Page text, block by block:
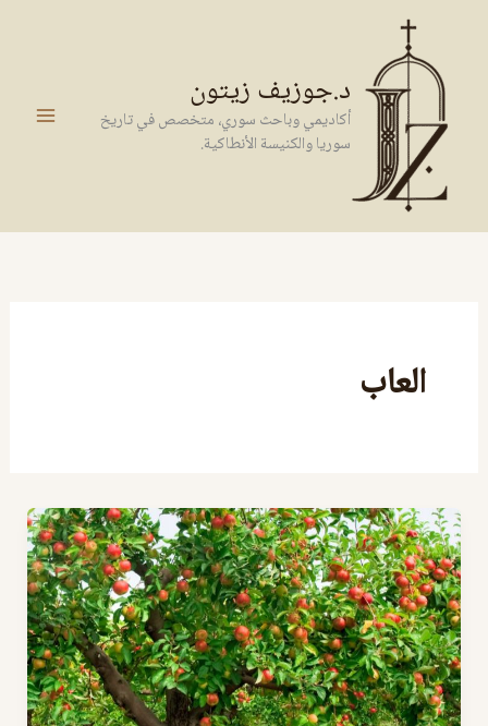
المحتوى
د.جوزيف زيتون
أكاديمي وباحث سوري، متخصص في تاريخ
سوريا والكنيسة الأنطاكية.
العاب